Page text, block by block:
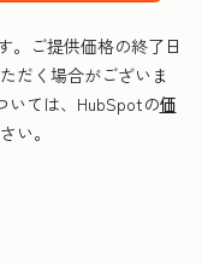
。ご提供価格の終了日
だく場合がございま
いては、HubSpotの価
い。